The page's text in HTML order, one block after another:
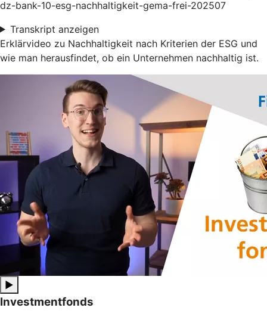
dz-bank-10-esg-nachhaltigkeit-gema-frei-202507
Transkript anzeigen
Erklärvideo zu Nachhaltigkeit nach Kriterien der ESG und
wie man herausfindet, ob ein Unternehmen nachhaltig ist.
▶
Investmentfonds